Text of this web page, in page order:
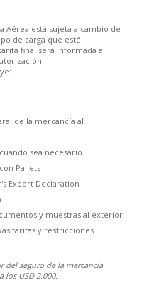
Aérea está sujeta a cambio de
de carga que esté
final será informada al
de la mercancía al
sea necesario
Pallets
Export Declaration
y muestras al exterior
tarifas y restricciones
del seguro de la mercancía
los USD 2.000.